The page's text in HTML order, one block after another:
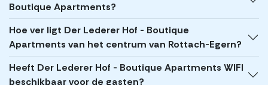
Boutique Apartments?
Hoe ver ligt Der Lederer Hof - Boutique
Apartments van het centrum van Rottach-Egern?
Heeft Der Lederer Hof - Boutique Apartments WIFI
beschikbaar voor de gasten?